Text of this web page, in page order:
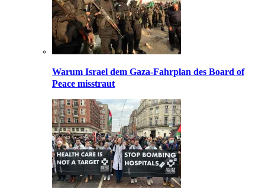
Warum Israel dem Gaza-Fahrplan des Board of
Peace misstraut